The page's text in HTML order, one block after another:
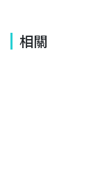
相關